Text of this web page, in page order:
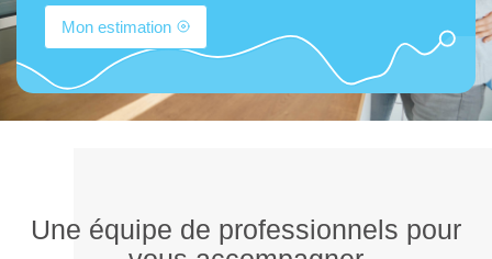
Mon estimation
Une équipe de professionnels pour